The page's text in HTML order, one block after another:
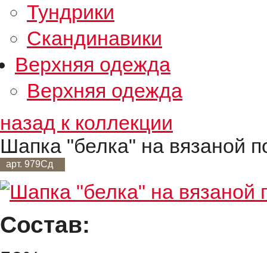
Тундрики
Скандинавики
Верхняя одежда
Верхняя одежда
назад к коллекции
Шапка "белка" на вязаной
арт. 979Сд
Состав: